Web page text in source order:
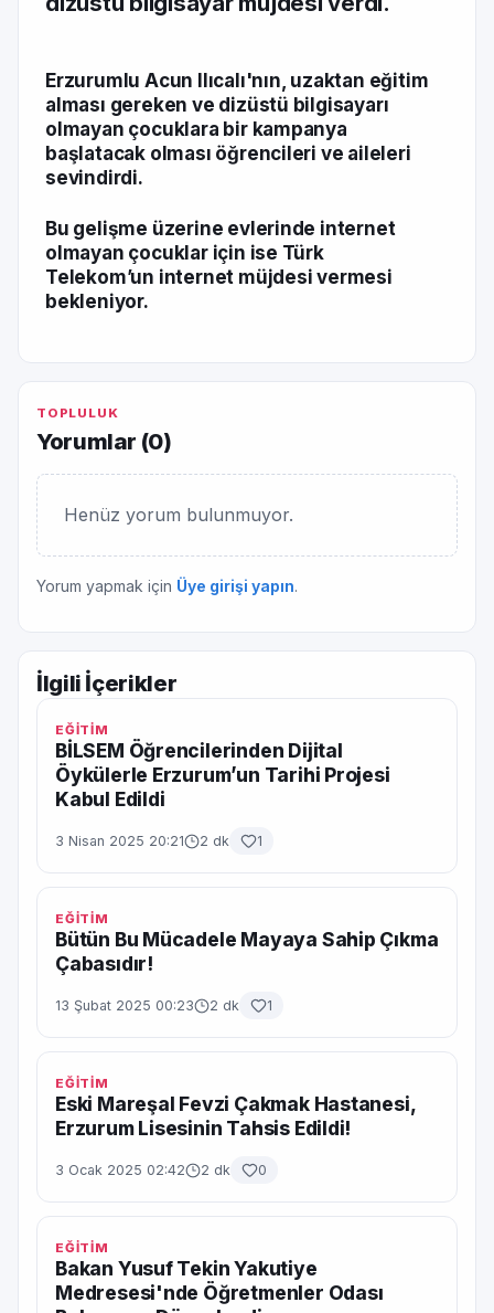
Erzurumlu Acun Ilıcalı'nın, uzaktan eğitim
alması gereken ve dizüstü bilgisayarı
olmayan çocuklara bir kampanya
başlatacak olması öğrencileri ve aileleri
sevindirdi.
Bu gelişme üzerine evlerinde internet
olmayan çocuklar için ise Türk
Telekom’un internet müjdesi vermesi
bekleniyor.
TOPLULUK
Yorumlar (0)
Henüz yorum bulunmuyor.
Yorum yapmak için Üye girişi yapın.
İlgili İçerikler
EĞİTİM
BİLSEM Öğrencilerinden Dijital
Öykülerle Erzurum’un Tarihi Projesi
Kabul Edildi
3 Nisan 2025 20:21 2 dk 1
EĞİTİM
Bütün Bu Mücadele Mayaya Sahip Çıkma
Çabasıdır!
13 Şubat 2025 00:23 2 dk 1
EĞİTİM
Eski Mareşal Fevzi Çakmak Hastanesi,
Erzurum Lisesinin Tahsis Edildi!
3 Ocak 2025 02:42 2 dk 0
EĞİTİM
Bakan Yusuf Tekin Yakutiye
Medresesi'nde Öğretmenler Odası